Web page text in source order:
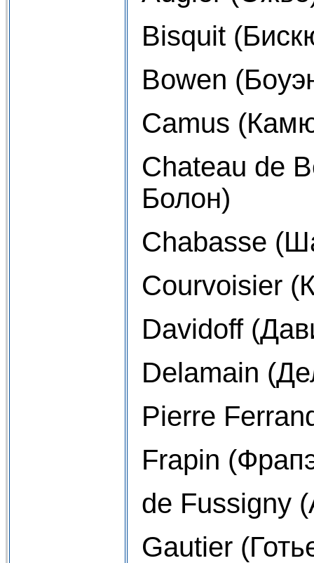
Bisquit
Bowen
Camus
Chateau de
Болон)
Chabasse
Courvoisier
Davidoff
Delamain
Pierre
Frapin
de Fussigny
Gautier